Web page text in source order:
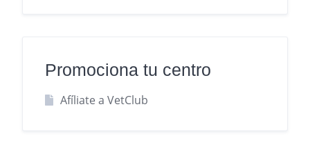
Promociona tu centro
Afíliate a VetClub